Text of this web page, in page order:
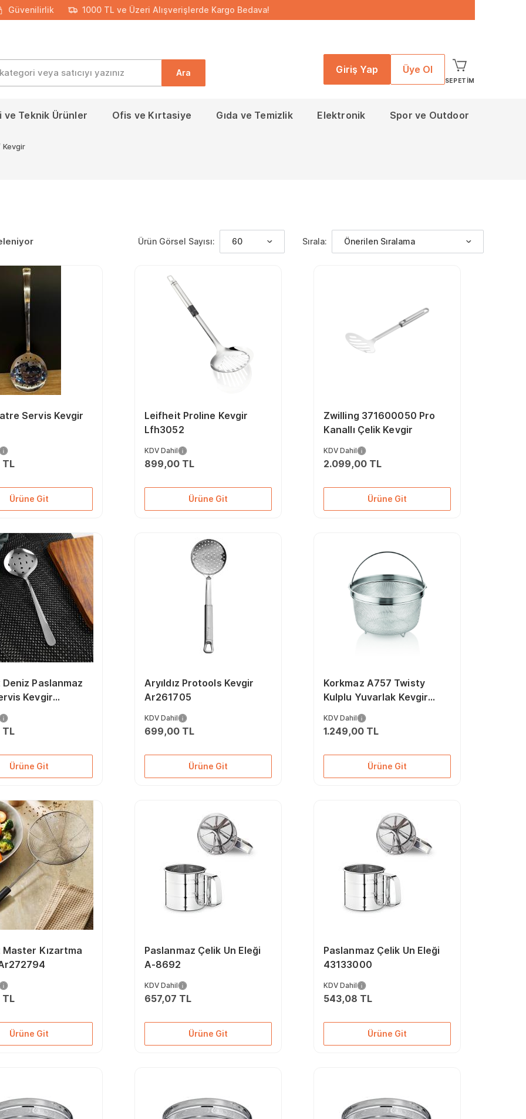
Güvenilirlik 1000 TL ve Üzeri Alışverişlerde Kargo Bedava!
Ara Giriş Yap Üye Ol
SEPETIM
ve Teknik Ürünler Ofis ve Kırtasiye Gıda ve Temizlik Elektronik Spor ve Outdoor
Kevgir
Ürün Görsel Sayısı: 60 Sırala: Önerilen Sıralama
Servis Kevgir
Ürüne Git
Leifheit Proline Kevgir
Lfh3052
KDV Dahil
899,00 TL
Ürüne Git
Zwilling 371600050 Pro
Kanallı Çelik Kevgir
KDV Dahil
2.099,00 TL
Ürüne Git
Deniz Paslanmaz
Kevgir
Ürüne Git
Aryıldız Protools Kevgir
Ar261705
KDV Dahil
699,00 TL
Ürüne Git
Korkmaz A757 Twisty
Kulplu Yuvarlak Kevgir
Süzgeç 21.5 Cm
KDV Dahil
1.249,00 TL
Ürüne Git
Master Kızartma
Ürüne Git
Paslanmaz Çelik Un Eleği
A-8692
KDV Dahil
657,07 TL
Ürüne Git
Paslanmaz Çelik Un Eleği
43133000
KDV Dahil
543,08 TL
Ürüne Git